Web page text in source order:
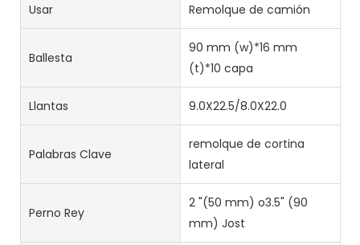
Usar Remolque de camión
Ballesta
90 mm (w)*16 mm
(t)*10 capa
Llantas 9.0X22.5/8.0X22.0
Palabras Clave
remolque de cortina
lateral
Perno Rey
2 "(50 mm) o3.5" (90
mm) Jost